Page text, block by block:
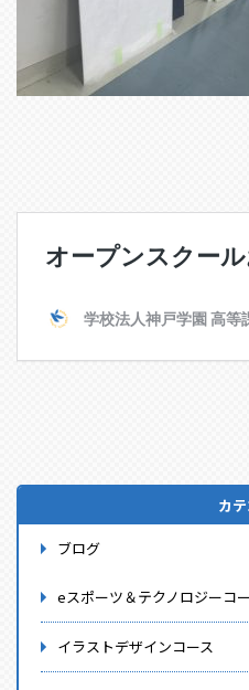
カ
ブログ
eスポーツ＆テクノロジーコ
イラストデザインコース